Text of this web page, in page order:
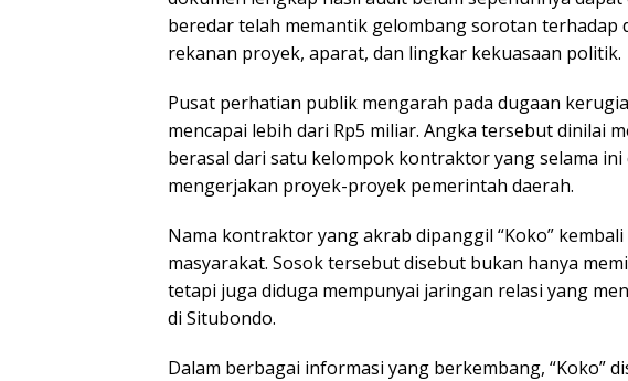
beredar telah memantik gelombang sorotan terhadap
rekanan proyek, aparat, dan lingkar kekuasaan politik.
Pusat perhatian publik mengarah pada dugaan
mencapai lebih dari Rp5 miliar. Angka tersebut dinilai
berasal dari satu kelompok kontraktor yang selama
mengerjakan proyek-proyek pemerintah daerah.
Nama kontraktor yang akrab dipanggil “Koko”
masyarakat. Sosok tersebut disebut bukan hanya
tetapi juga diduga mempunyai jaringan relasi yang
di Situbondo.
Dalam berbagai informasi yang berkembang, “Koko”